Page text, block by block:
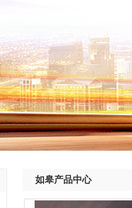
如皋产品中心